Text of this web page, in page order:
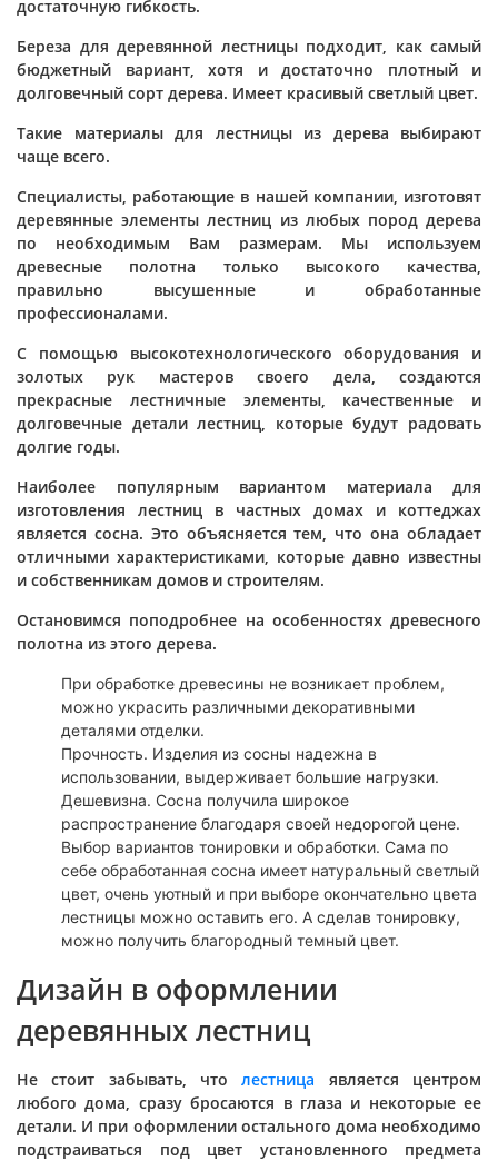
достаточную гибкость.
Береза для деревянной лестницы подходит, как самый
бюджетный вариант, хотя и достаточно плотный и
долговечный сорт дерева. Имеет красивый светлый цвет.
Такие материалы для лестницы из дерева выбирают
чаще всего.
Специалисты, работающие в нашей компании, изготовят
деревянные элементы лестниц из любых пород дерева
по необходимым Вам размерам. Мы используем
древесные полотна только высокого качества,
правильно высушенные и обработанные
профессионалами.
С помощью высокотехнологического оборудования и
золотых рук мастеров своего дела, создаются
прекрасные лестничные элементы, качественные и
долговечные детали лестниц, которые будут радовать
долгие годы.
Наиболее популярным вариантом материала для
изготовления лестниц в частных домах и коттеджах
является сосна. Это объясняется тем, что она обладает
отличными характеристиками, которые давно известны
и собственникам домов и строителям.
Остановимся поподробнее на особенностях древесного
полотна из этого дерева.
При обработке древесины не возникает проблем,
можно украсить различными декоративными
деталями отделки.
Прочность. Изделия из сосны надежна в
использовании, выдерживает большие нагрузки.
Дешевизна. Сосна получила широкое
распространение благодаря своей недорогой цене.
Выбор вариантов тонировки и обработки. Сама по
себе обработанная сосна имеет натуральный светлый
цвет, очень уютный и при выборе окончательно цвета
лестницы можно оставить его. А сделав тонировку,
можно получить благородный темный цвет.
Дизайн в оформлении
деревянных лестниц
Не стоит забывать, чтолестница является центром
любого дома, сразу бросаются в глаза и некоторые ее
детали. И при оформлении остального дома необходимо
подстраиваться под цвет установленного предмета